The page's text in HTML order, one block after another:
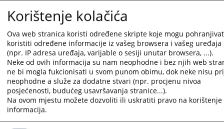
zakona, kao posebnog u odnosu na Krivični zakon Brčko
distrikta BiH i Zakon o krivičnom postupku Brčko distrikta, dužni
su postupati sudovi i Tužilaštvo Distrikta, drugi organi i
institucije, porodice, škole i drugi učesnici uključeni u krivičnu
proceduru koja se odnosi na mololjetne osobe.
Osim navedenih, Tužilaštvo Brčko distrikta BiH, provodi i niz
drugih komplementarnih propisa na koje kao blanketnu normu
upućuju temeljni zakoni, odnosno kojima se obezbjeđuje ili
upotpunjuje izvršavanje osnovnih nadležnosti Tužilaštva od
kojih su najznačajniji:
Zakon o bezbjednosti saobraćaja na putevima u BiH
Korištenje kolačića
Ova web stranica koristi određene skripte koje mogu
koristiti određene informacije iz vašeg browsera i vašeg uređaja
(npr. IP adresa uređaja, varijable o sesiji unutar browsera, ...).
Neke od ovih informacija su nam neophodne i bez njih web
ne bi mogla fukcionisati u svom punom obimu, dok neke nisu
neophodne a služe za dodatne stvari (npr. procjenu nivoa
posjećenosti, budućeg usavršavanja stranice...).
Na ovom mjestu možete dozvoliti ili uskratiti pravo na
informacija.